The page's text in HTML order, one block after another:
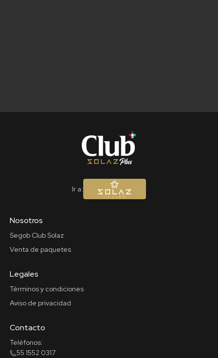
Ir a:
Nosotros
Segob Club Solaz
Venta de paquetes
Legales
Términos y condiciones
Aviso de privacidad
Contacto
Teléfonos:
55 1552 0317